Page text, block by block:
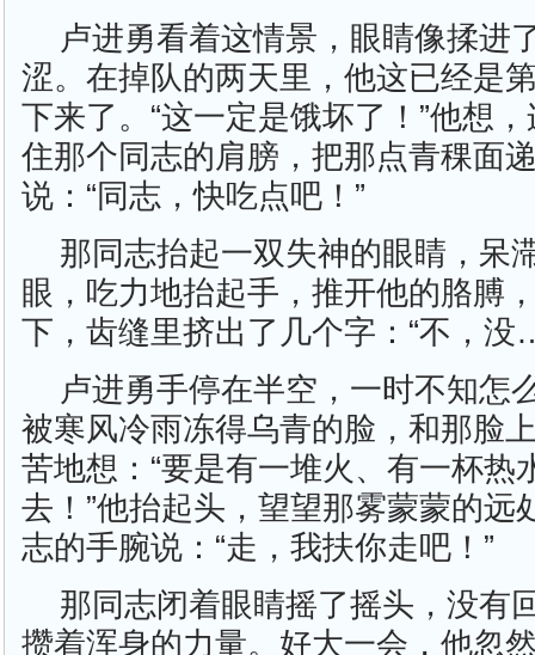
卢进勇看着这情景，眼睛像揉进
涩。在掉队的两天里，他这已经是
下来了。“这一定是饿坏了！”他想
住那个同志的肩膀，把那点青稞面
说：“同志，快吃点吧！”
那同志抬起一双失神的眼睛，呆
眼，吃力地抬起手，推开他的胳膊
下，齿缝里挤出了几个字：“不，
卢进勇手停在半空，一时不知怎
被寒风冷雨冻得乌青的脸，和那脸
苦地想：“要是有一堆火、有一杯热
去！”他抬起头，望望那雾蒙蒙的远
志的手腕说：“走，我扶你走吧！”
那同志闭着眼睛摇了摇头，没有
攒着浑身的力量。好大一会，他忽